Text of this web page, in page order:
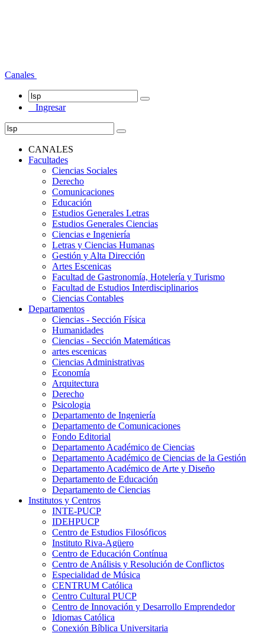
Canales
Ingresar
CANALES
Facultades
Ciencias Sociales
Derecho
Comunicaciones
Educación
Estudios Generales Letras
Estudios Generales Ciencias
Ciencias e Ingeniería
Letras y Ciencias Humanas
Gestión y Alta Dirección
Artes Escenicas
Facultad de Gastronomía, Hotelería y Turismo
Facultad de Estudios Interdisciplinarios
Ciencias Contables
Departamentos
Ciencias - Sección Física
Humanidades
Ciencias - Sección Matemáticas
artes escenicas
Ciencias Administrativas
Economía
Arquitectura
Derecho
Psicologia
Departamento de Ingeniería
Departamento de Comunicaciones
Fondo Editorial
Departamento Académico de Ciencias
Departamento Académico de Ciencias de la Gestión
Departamento Académico de Arte y Diseño
Departamento de Educación
Departamento de Ciencias
Institutos y Centros
INTE-PUCP
IDEHPUCP
Centro de Estudios Filosóficos
Instituto Riva-Agüero
Centro de Educación Contínua
Centro de Análisis y Resolución de Conflictos
Especialidad de Música
CENTRUM Católica
Centro Cultural PUCP
Centro de Innovación y Desarrollo Emprendedor
Idiomas Católica
Conexión Bíblica Universitaria